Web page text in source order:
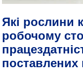
Які рослини
робочому
поставлених